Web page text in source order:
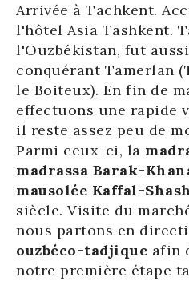
Arrivée à Tachkent.
l'hôtel Asia Tashkent.
l'Ouzbékistan, fut
conquérant Tamerlan
le Boiteux). En fin de
effectuons une rapide
il reste assez peu de
Parmi ceux-ci, la
madrassa Barak-
mausolée Kaffal-
siècle. Visite du
nous partons en
ouzbéco-tadjique afin
notre première étape